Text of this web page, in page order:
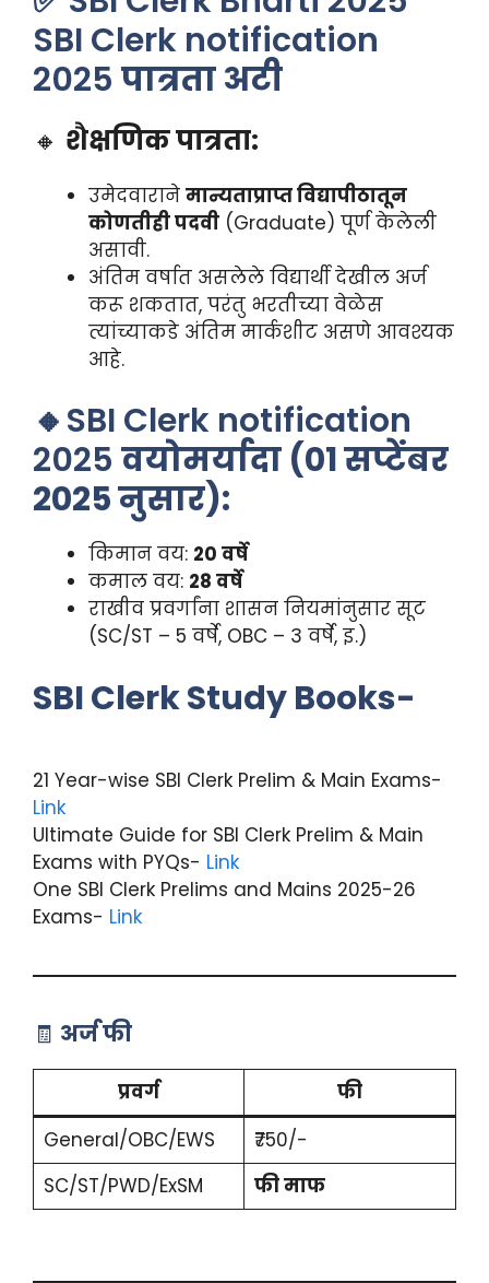
SBI Clerk notification
2025 पात्रता अटी
🔸 शैक्षणिक पात्रता:
उमेदवाराने मान्यताप्राप्त विद्यापीठातून
कोणतीही पदवी (Graduate) पूर्ण केलेली
असावी.
अंतिम वर्षात असलेले विद्यार्थी देखील अर्ज
करू शकतात, परंतु भरतीच्या वेळेस
त्यांच्याकडे अंतिम मार्कशीट असणे आवश्यक
आहे.
🔸SBI Clerk notification
2025 वयोमर्यादा (01 सप्टेंबर
2025 नुसार):
किमान वय: 20 वर्षे
कमाल वय: 28 वर्षे
राखीव प्रवर्गांना शासन नियमांनुसार सूट
(SC/ST – 5 वर्षे, OBC – 3 वर्षे, इ.)
SBI Clerk Study Books-
21 Year-wise SBI Clerk Prelim & Main Exams-
Link
Ultimate Guide for SBI Clerk Prelim & Main
Exams with PYQs- Link
One SBI Clerk Prelims and Mains 2025-26
Exams- Link
🧾 अर्ज फी
प्रवर्ग
फी
General/OBC/EWS
₹750/-
SC/ST/PWD/ExSM
फी माफ